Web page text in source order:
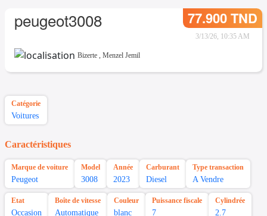
peugeot3008 77.900 TND
3/13/26, 10:35 AM
Bizerte , Menzel Jemil
Catégorie
Voitures
Caractéristiques
Marque de voiture
Peugeot
Model
3008
Année
2023
Carburant
Diesel
Type transaction
A Vendre
Etat
Occasion
Boîte de vitesse
Automatique
Couleur
blanc
Puissance fiscale
7
Cylindrée
2.7